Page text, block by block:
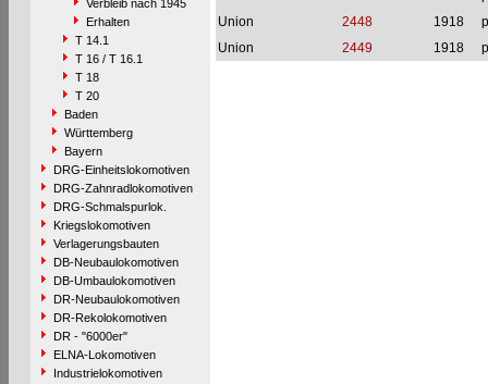
Verbleib nach 1945
Erhalten
T 14.1
T 16 / T 16.1
T 18
T 20
Baden
Württemberg
Bayern
DRG-Einheitslokomotiven
DRG-Zahnradlokomotiven
DRG-Schmalspurlok.
Kriegslokomotiven
Verlagerungsbauten
DB-Neubaulokomotiven
DB-Umbaulokomotiven
DR-Neubaulokomotiven
DR-Rekolokomotiven
DR - "6000er"
ELNA-Lokomotiven
Industrielokomotiven
Union
2448 1918
Union
2449 1918